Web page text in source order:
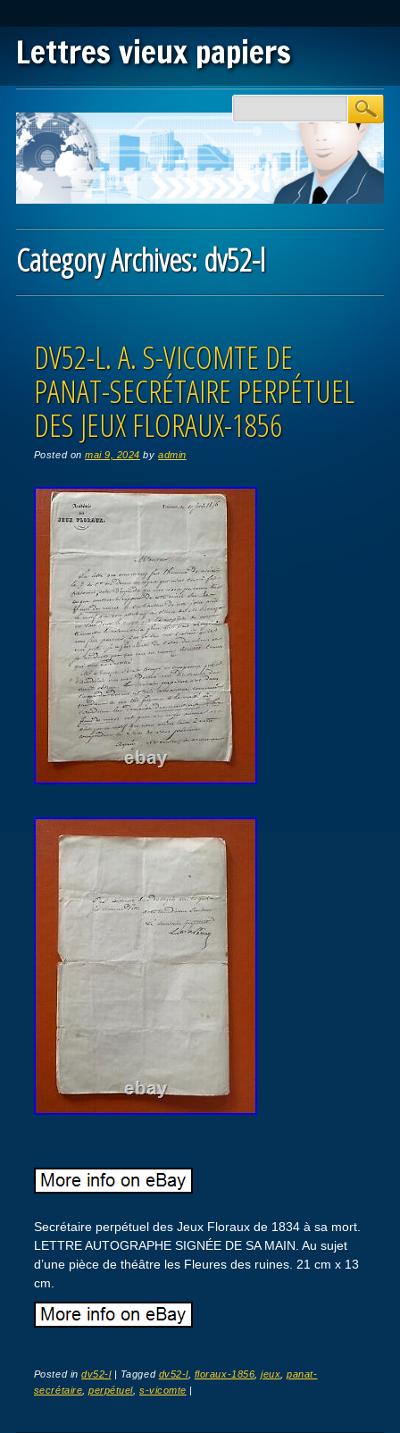
Lettres vieux papiers
Main menu
Category Archives:dv52-l
DV52-L. A. S-VICOMTE DE
PANAT-SECRÉTAIRE PERPÉTUEL
DES JEUX FLORAUX-1856
Posted onmai 9, 2024 byadmin
Secrétaire perpétuel des Jeux Floraux de 1834 à sa mort.
LETTRE AUTOGRAPHE SIGNÉE DE SA MAIN. Au sujet
d’une pièce de théâtre les Fleures des ruines. 21 cm x 13
cm.
Posted indv52-l | Tagged dv52-l, floraux-1856 ,jeux ,panat-
secrétaire ,perpétuel,s-vicomte |